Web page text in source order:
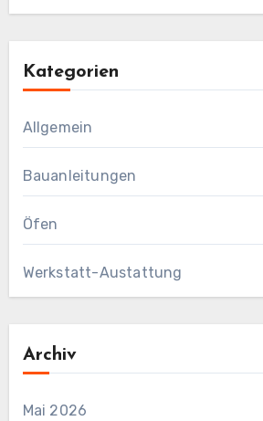
Kategorien
Allgemein
Bauanleitungen
Öfen
Werkstatt-Austattung
Archiv
Mai 2026